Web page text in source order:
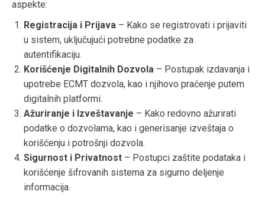
aspekte:
Registracija i Prijava – Kako se registrovati i prijaviti
u sistem, uključujući potrebne podatke za
autentifikaciju.
Korišćenje Digitalnih Dozvola – Postupak izdavanja i
upotrebe ECMT dozvola, kao i njihovo praćenje putem
digitalnih platformi.
Ažuriranje i Izveštavanje – Kako redovno ažurirati
podatke o dozvolama, kao i generisanje izveštaja o
korišćenju i potrošnji dozvola.
Sigurnost i Privatnost – Postupci zaštite podataka i
korišćenje šifrovanih sistema za sigurno deljenje
informacija.